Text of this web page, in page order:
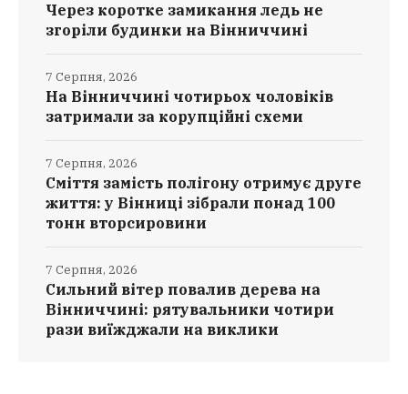
Через коротке замикання ледь не
згоріли будинки на Вінниччині
На Вінниччині чотирьох чоловіків
затримали за корупційні схеми
7 Серпня, 2026
Сміття замість полігону отримує друге
життя: у Вінниці зібрали понад 100
тонн вторсировини
7 Серпня, 2026
Сильний вітер повалив дерева на
Вінниччині: рятувальники чотири
рази виїжджали на виклики
7 Серпня, 2026